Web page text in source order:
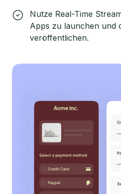
Nutze Real-Time
Apps zu launchen und
veröffentlichen.